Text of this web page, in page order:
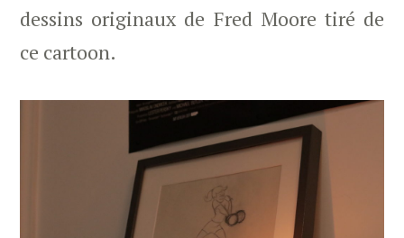
dessins originaux de Fred Moore tiré de
ce cartoon.